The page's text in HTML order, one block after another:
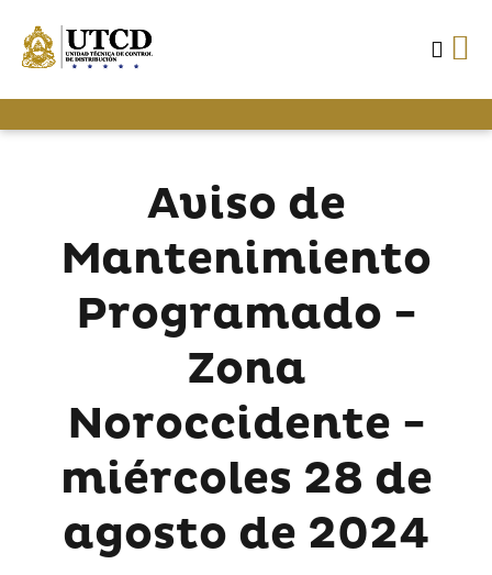
Aviso de
Mantenimiento
Programado -
Zona
Noroccidente -
miércoles 28 de
agosto de 2024